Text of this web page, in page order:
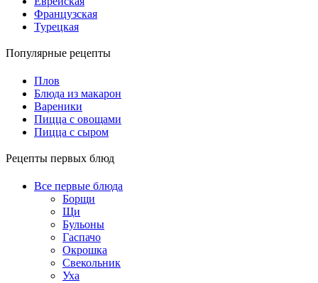
Французская
Турецкая
Популярные рецепты
Плов
Блюда из макарон
Вареники
Пицца с овощами
Пицца с сыром
Рецепты первых блюд
Все первые блюда
Борщи
Щи
Бульоны
Гаспачо
Окрошка
Свекольник
Уха